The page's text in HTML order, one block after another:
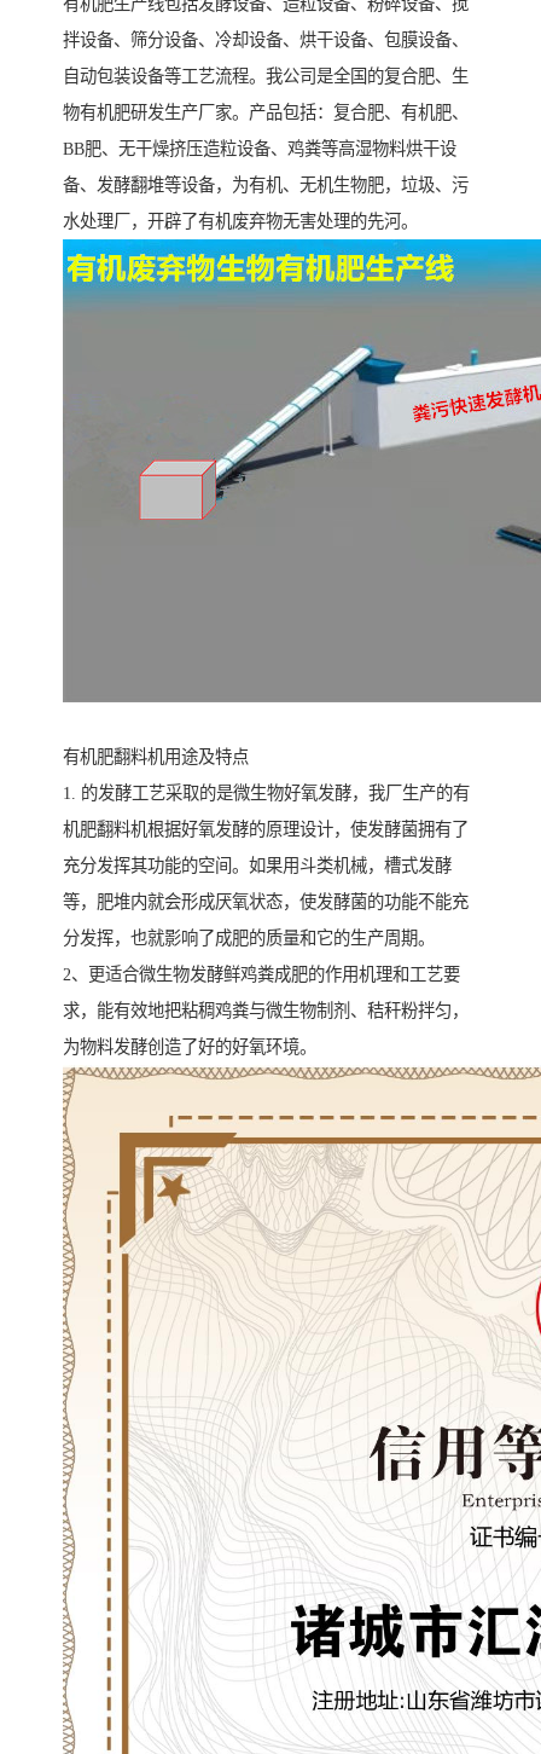
有机肥生产线包括发酵设备、造粒设备、粉碎设备、搅
拌设备、筛分设备、冷却设备、烘干设备、包膜设备、
自动包装设备等工艺流程。我公司是全国的复合肥、生
物有机肥研发生产厂家。产品包括：复合肥、有机肥、
BB肥、无干燥挤压造粒设备、鸡粪等高湿物料烘干设
备、发酵翻堆等设备，为有机、无机生物肥，垃圾、污
水处理厂，开辟了有机废弃物无害处理的先河。
有机肥翻料机用途及特点
1. 的发酵工艺采取的是微生物好氧发酵，我厂生产的有
机肥翻料机根据好氧发酵的原理设计，使发酵菌拥有了
充分发挥其功能的空间。如果用斗类机械，槽式发酵
等，肥堆内就会形成厌氧状态，使发酵菌的功能不能充
分发挥，也就影响了成肥的质量和它的生产周期。
2、更适合微生物发酵鲜鸡粪成肥的作用机理和工艺要
求，能有效地把粘稠鸡粪与微生物制剂、秸秆粉拌匀，
为物料发酵创造了好的好氧环境。